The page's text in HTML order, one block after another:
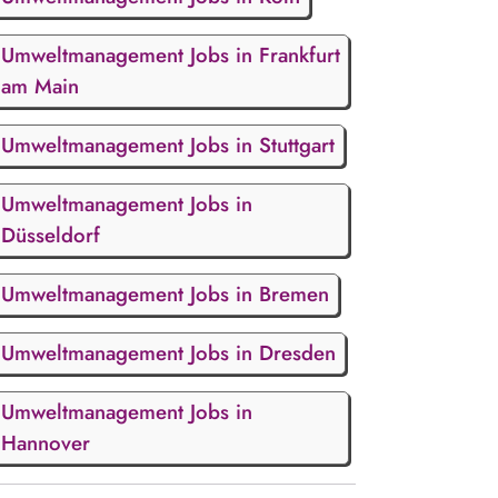
Umweltmanagement Jobs in Frankfurt
am Main
Umweltmanagement Jobs in Stuttgart
Umweltmanagement Jobs in
Düsseldorf
Umweltmanagement Jobs in Bremen
Umweltmanagement Jobs in Dresden
Umweltmanagement Jobs in
Hannover